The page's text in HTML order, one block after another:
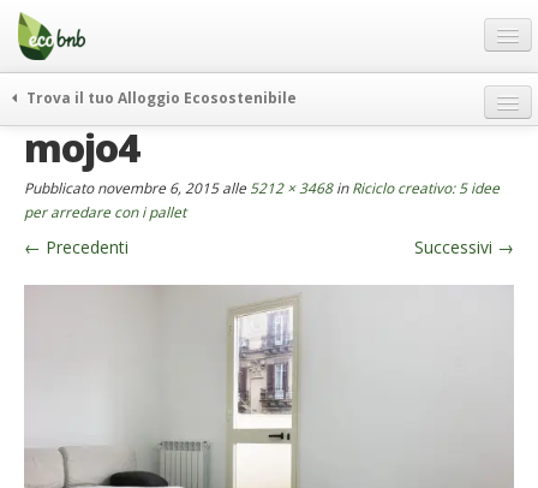
Menu
Salta
contenuto
Offerte Speciali
Regali
FAQ
Chi Siamo
English
Trova il tuo Alloggio Ecosostenibile
weekend green
itinerari
curiosità
vivere e viaggiare verde
news ed eventi
mojo4
Pubblicatonovembre 6, 2015alle 5212 × 3468inRiciclo creativo: 5 idee
per arredare con i pallet
← Precedenti Successivi →